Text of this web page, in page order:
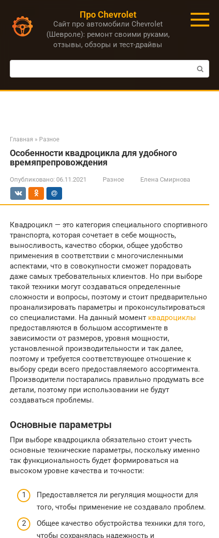
контенту
Про Chevrolet
Сайт про автомобили Chevrolet
(Шевроле): ремонт своими руками,
отзывы, обзоры и тест-драйвы
Поиск:
Главная » Разное
Особенности квадроцикла для удобного
времяпрепровождения
Опубликовано: 06.11.2021 Разное Елена Смирнова
Квадроцикл — это категория специального спортивного
транспорта, которая сочетает в себе мощность,
выносливость, качество сборки, общее удобство
применения в соответствии с многочисленными
аспектами, что в совокупности сможет порадовать
даже самых требовательных клиентов. Но при выборе
такой техники могут создаваться определенные
сложности и вопросы, поэтому и стоит предварительно
проанализировать параметры и проконсультироваться
со специалистами. На данный момент квадроциклы
предоставляются в большом ассортименте в
зависимости от размеров, уровня мощности,
установленной производительности и так далее,
поэтому и требуется соответствующее отношение к
выбору среди всего предоставляемого ассортимента.
Производители постарались правильно продумать все
детали, поэтому при использовании не будут
создаваться проблемы.
Основные параметры
При выборе квадроцикла обязательно стоит учесть
основные технические параметры, поскольку именно
так функциональность будет формироваться на
высоком уровне качества и точности:
Предоставляется ли регуляция мощности для
того, чтобы применение не создавало проблем.
Общее качество обустройства техники для того,
чтобы сохранялась надежность и